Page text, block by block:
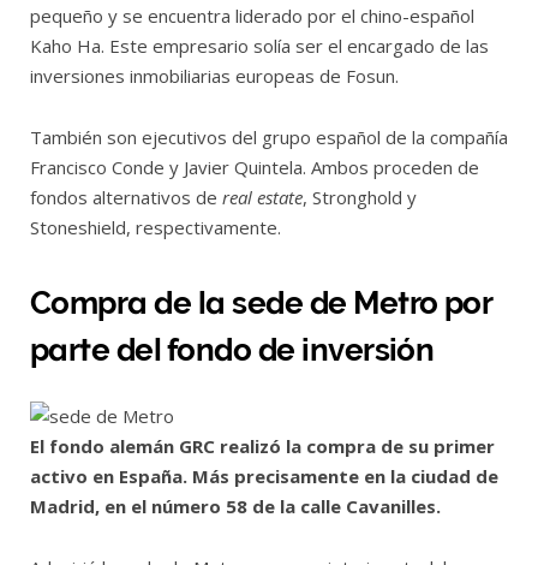
pequeño y se encuentra liderado por el chino-español
Kaho Ha. Este empresario solía ser el encargado de las
inversiones inmobiliarias europeas de Fosun.
También son ejecutivos del grupo español de la compañía
Francisco Conde y Javier Quintela. Ambos proceden de
fondos alternativos de real estate, Stronghold y
Stoneshield, respectivamente.
Compra de la sede de Metro por
parte del fondo de inversión
El fondo alemán GRC realizó la compra de su primer
activo en España. Más precisamente en la ciudad de
Madrid, en el número 58 de la calle Cavanilles.